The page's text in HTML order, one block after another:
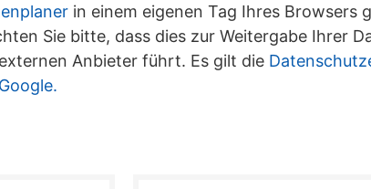
in einem eigenen Tag Ihres Browsers
Sie bitte, dass dies zur Weitergabe Ihrer
Anbieter führt. Es gilt die